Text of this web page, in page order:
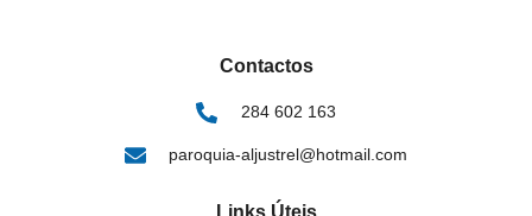
Contactos
284 602 163
paroquia-aljustrel@hotmail.com